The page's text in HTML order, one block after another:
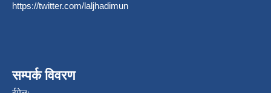
https://twitter.com/laljhadimun
सम्पर्क विवरण